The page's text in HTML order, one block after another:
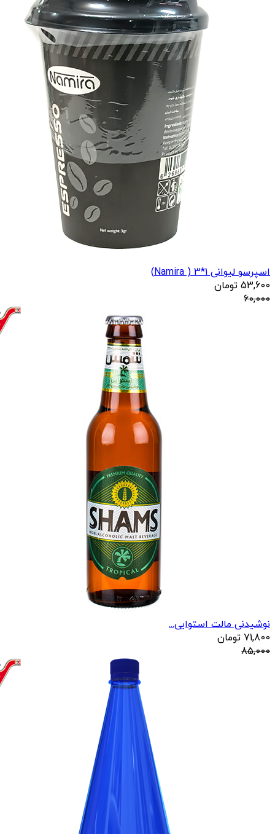
اسپرسو لیوانی 1*3 ( Namira)
53,600 تومان
60,000
نوشیدنی مالت استوایی...
71,800 تومان
85,000